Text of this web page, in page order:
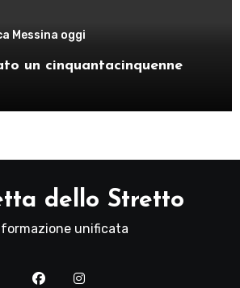
Messina oggi
un cinquantacinquenne
dello Stretto
unificata